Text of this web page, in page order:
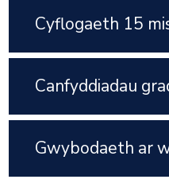
Cyflogaeth 15
Canfyddiadau
Gwybodaeth ar